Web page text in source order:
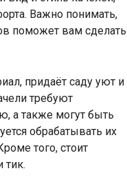
Важно понимать,
поможет вам сделать
придаёт саду уют и
требуют
а также могут быть
обрабатывать их
того, стоит
тик.